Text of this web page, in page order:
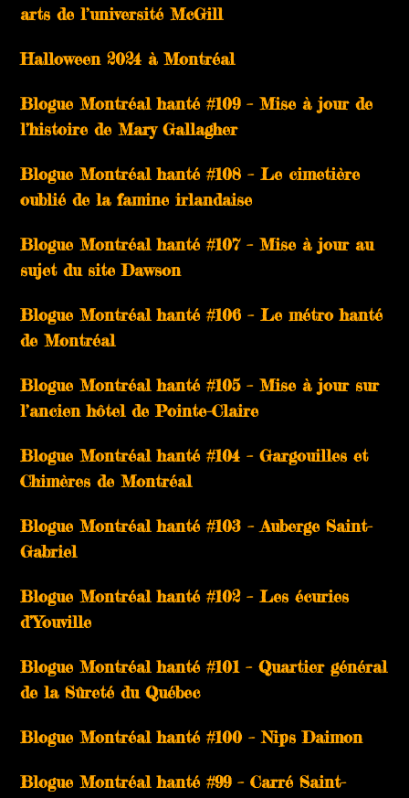
arts de l’université McGill
Halloween 2024 à Montréal
Blogue Montréal hanté #109 – Mise à jour de
l’histoire de Mary Gallagher
Blogue Montréal hanté #108 – Le cimetière
oublié de la famine irlandaise
Blogue Montréal hanté #107 – Mise à jour au
sujet du site Dawson
Blogue Montréal hanté #106 – Le métro hanté
de Montréal
Blogue Montréal hanté #105 – Mise à jour sur
l’ancien hôtel de Pointe-Claire
Blogue Montréal hanté #104 – Gargouilles et
Chimères de Montréal
Blogue Montréal hanté #103 – Auberge Saint-
Gabriel
Blogue Montréal hanté #102 – Les écuries
d’Youville
Blogue Montréal hanté #101 – Quartier général
de la Sûreté du Québec
Blogue Montréal hanté #100 – Nips Daimon
Blogue Montréal hanté #99 – Carré Saint-